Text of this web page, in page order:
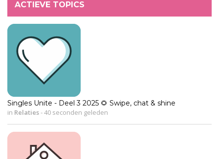
ACTIEVE TOPICS
Singles Unite - Deel 3 2025 🌻 Swipe, chat & shine
in Relaties-40 seconden geleden